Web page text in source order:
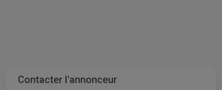
Contacter l'annonceur